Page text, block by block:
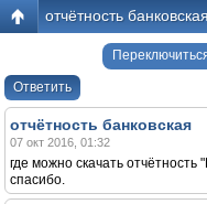
отчётность банковская
Ответить
отчётность банковская
07 окт 2016, 01:32
где можно скачать
спасибо.